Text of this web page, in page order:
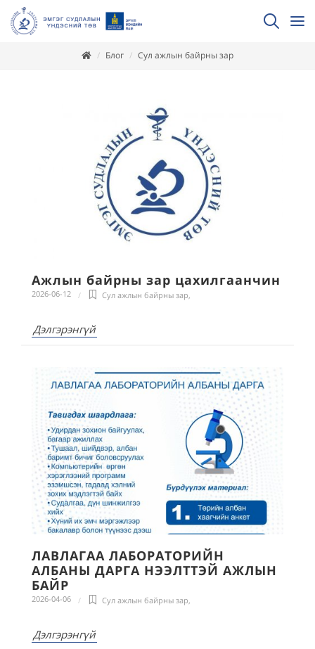
Блог Сул ажлын байрны зар
Ажлын байрны зар цахилгаанчин
2026-06-12 Сул ажлын байрны зар,
Дэлгэрэнгүй
ЛАВЛАГАА ЛАБОРАТОРИЙН
АЛБАНЫ ДАРГА НЭЭЛТТЭЙ АЖЛЫН
БАЙР
2026-04-06 Сул ажлын байрны зар,
Дэлгэрэнгүй